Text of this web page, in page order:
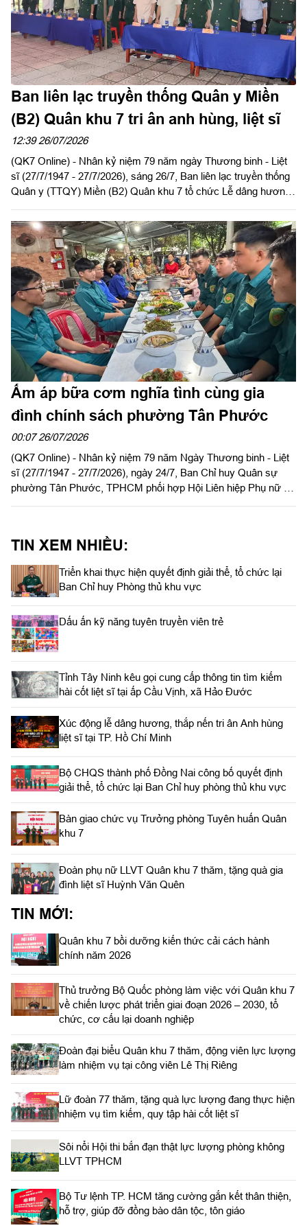
Ban liên lạc truyền thống Quân y Miền
(B2) Quân khu 7 tri ân anh hùng, liệt sĩ
12:39 26/07/2026
(QK7 Online) - Nhân kỷ niệm 79 năm ngày Thương binh - Liệt
sĩ (27/7/1947 - 27/7/2026), sáng 26/7, Ban liên lạc truyền thống
Quân y (TTQY) Miền (B2) Quân khu 7 tổ chức Lễ dâng hương
tích lịch sử Quốc gia địa điểm Căn cứ Cục Hậu cần Quân giải
phóng miền Nam Việt Nam (1973 - 1975), xã Lộc Quang, thành
phố Đồng Nai.
Ấm áp bữa cơm nghĩa tình cùng gia
đình chính sách phường Tân Phước
00:07 26/07/2026
(QK7 Online) - Nhân kỷ niệm 79 năm Ngày Thương binh - Liệt
sĩ (27/7/1947 - 27/7/2026), ngày 24/7, Ban Chỉ huy Quân sự
phường Tân Phước, TPHCM phối hợp Hội Liên hiệp Phụ nữ và
TIN XEM NHIỀU:
Triển khai thực hiện quyết định giải thể, tổ chức lại
Ban Chỉ huy Phòng thủ khu vực
Dấu ấn kỹ năng tuyên truyền viên trẻ
Tỉnh Tây Ninh kêu gọi cung cấp thông tin tìm kiếm
hài cốt liệt sĩ tại ấp Cầu Vịnh, xã Hảo Đước
Xúc động lễ dâng hương, thắp nến tri ân Anh hùng
liệt sĩ tại TP. Hồ Chí Minh
Bộ CHQS thành phố Đồng Nai công bố quyết định
giải thể, tổ chức lại Ban Chỉ huy phòng thủ khu vực
Bàn giao chức vụ Trưởng phòng Tuyên huấn Quân
khu 7
Đoàn phụ nữ LLVT Quân khu 7 thăm, tặng quà gia
đình liệt sĩ Huỳnh Văn Quên
TIN MỚI:
Quân khu 7 bồi dưỡng kiến thức cải cách hành
chính năm 2026
Thủ trưởng Bộ Quốc phòng làm việc với Quân khu 7
về chiến lược phát triển giai đoạn 2026 – 2030, tổ
chức, cơ cấu lại doanh nghiệp
Đoàn đại biểu Quân khu 7 thăm, động viên lực lượng
làm nhiệm vụ tại công viên Lê Thị Riêng
Lữ đoàn 77 thăm, tặng quà lực lượng đang thực hiện
nhiệm vụ tìm kiếm, quy tập hài cốt liệt sĩ
Sôi nổi Hội thi bắn đạn thật lực lượng phòng không
LLVT TPHCM
Bộ Tư lệnh TP. HCM tăng cường gắn kết thân thiện,
hỗ trợ, giúp đỡ đồng bào dân tộc, tôn giáo